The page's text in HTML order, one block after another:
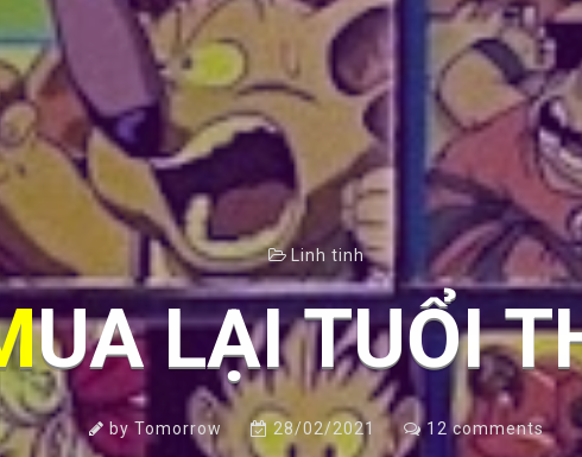
Linh tinh
MUA LẠI TUỔI
by Tomorrow 28/02/2021 12comments